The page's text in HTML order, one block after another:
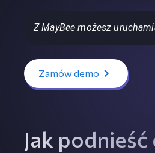
Z MayBee możesz
Zamów demo
Jak